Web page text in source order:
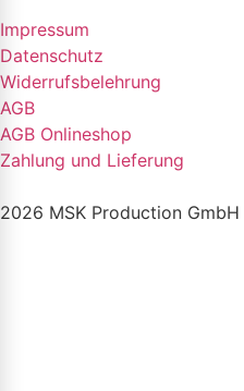
Impressum
Datenschutz
Widerrufsbelehrung
AGB
AGB Onlineshop
Zahlung und Lieferung
2026 MSK Production GmbH